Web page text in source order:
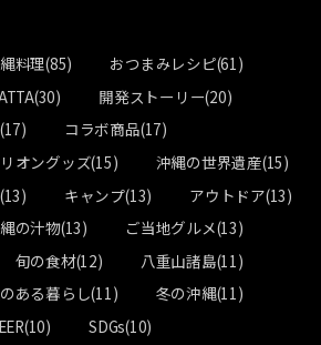
料理(85)
おつまみレシピ(61)
開発ストーリー(20)
コラボ商品(17)
オングッズ(15)
沖縄の世界遺産(15)
キャンプ(13)
アウトドア(13)
の汁物(13)
ご当地グルメ(13)
旬の食材(12)
八重山諸島(11)
ある暮らし(11)
冬の沖縄(11)
SDGs(10)